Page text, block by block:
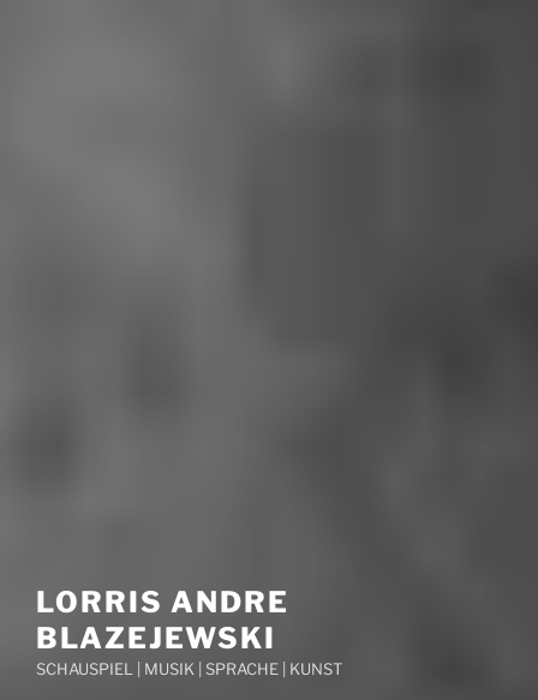
LORRIS ANDRE
BLAZEJEWSKI
SCHAUSPIEL | MUSIK | SPRACHE | KUNST